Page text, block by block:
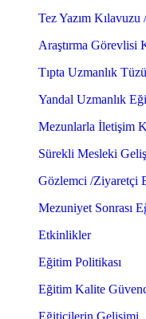
Tez Yazım Kılavuzu
Araştırma Görevlisi
Tıpta Uzmanlık
Yandal Uzmanlık
Mezunlarla İletişim
Sürekli Mesleki
Gözlemci /Ziyaretçi
Mezuniyet Sonrası
Etkinlikler
Eğitim Politikası
Eğitim Kalite